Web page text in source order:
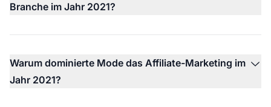
Branche im Jahr 2021?
Warum dominierte Mode das Affiliate-Marketing im
Jahr 2021?